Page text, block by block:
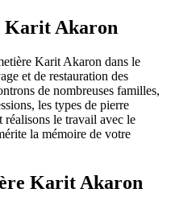
Karit Akaron
Karit Akaron dans le
et de restauration des
de nombreuses familles,
les types de pierre
le travail avec le
la mémoire de votre
Karit Akaron